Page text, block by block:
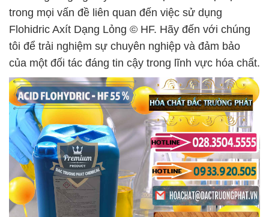
trong mọi vấn đề liên quan đến việc sử dụng
Flohidric Axít Dạng Lỏng © HF. Hãy đến với chúng
tôi để trải nghiệm sự chuyên nghiệp và đảm bảo
của một đối tác đáng tin cậy trong lĩnh vực hóa chất.